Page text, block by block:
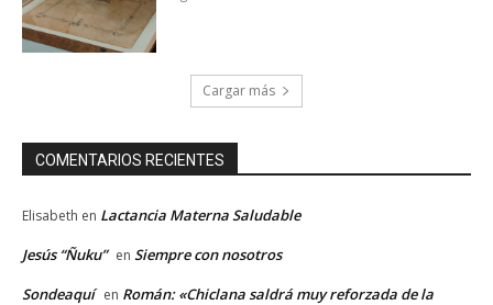
Cargar más
COMENTARIOS RECIENTES
Elisabeth en Lactancia Materna Saludable
Jesús “Ñuku” en Siempre con nosotros
Sondeaquí en Román: «Chiclana saldrá muy reforzada de la